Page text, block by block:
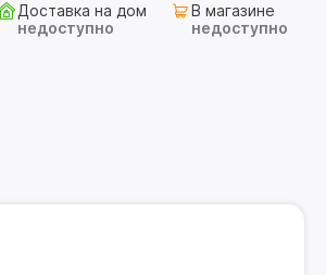
Доставка на дом
недоступно
В магазине
недоступно